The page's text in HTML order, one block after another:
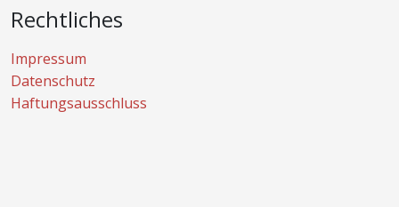
Rechtliches
Impressum
Datenschutz
Haftungsausschluss